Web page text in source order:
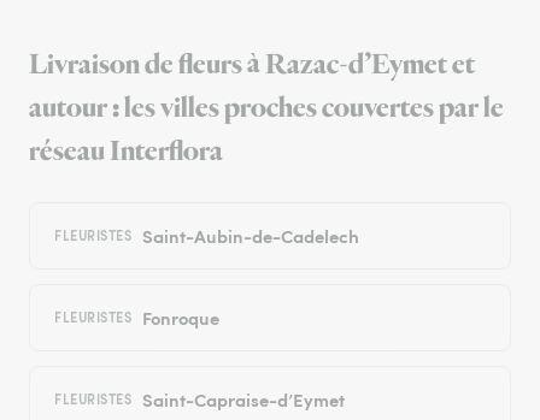
Livraison de fleurs à Razac-d’Eymet et
autour : les villes proches couvertes par le
réseau Interflora
FLEURISTES Saint-Aubin-de-Cadelech
FLEURISTES Fonroque
FLEURISTES Saint-Capraise-d’Eymet